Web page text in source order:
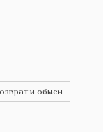
и обмен